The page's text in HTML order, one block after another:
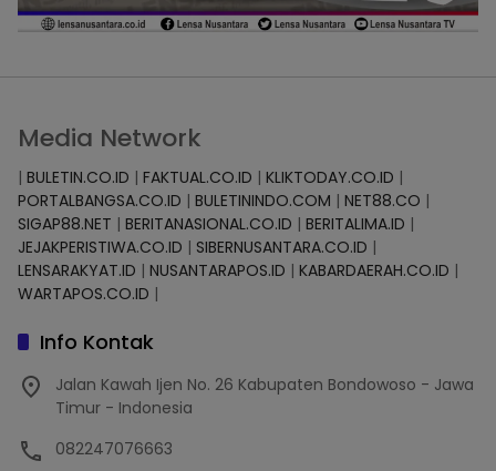
Media Network
| BULETIN.CO.ID | FAKTUAL.CO.ID | KLIKTODAY.CO.ID |
PORTALBANGSA.CO.ID | BULETININDO.COM | NET88.CO |
SIGAP88.NET | BERITANASIONAL.CO.ID | BERITALIMA.ID |
JEJAKPERISTIWA.CO.ID | SIBERNUSANTARA.CO.ID |
LENSARAKYAT.ID | NUSANTARAPOS.ID | KABARDAERAH.CO.ID |
WARTAPOS.CO.ID |
Info Kontak
Jalan Kawah Ijen No. 26 Kabupaten Bondowoso - Jawa
Timur - Indonesia
082247076663